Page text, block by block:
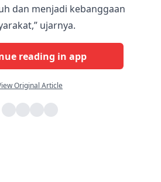
dan menjadi kebanggaan
ujarnya.
reading in app
Original Article